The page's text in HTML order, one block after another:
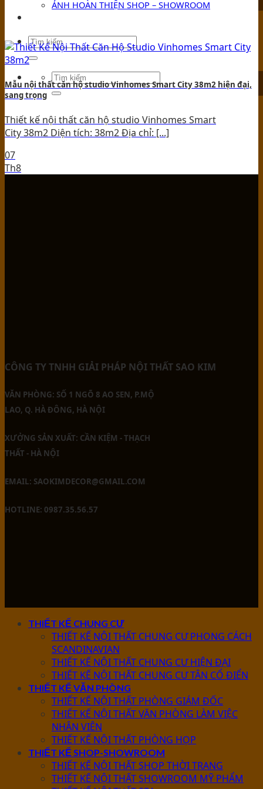
ẢNH HOÀN THIỆN SHOP – SHOWROOM
Mẫu nội thất căn hộ studio Vinhomes Smart City 38m2 hiện đại,
sang trọng
Thiết kế nội thất căn hộ studio Vinhomes Smart
City 38m2 Diện tích: 38m2 Địa chỉ: [...]
07
Th8
CÔNG TY TNHH GIẢI PHÁP NỘI THẤT SAO KIM
VĂN PHÒNG: SỐ 1 NGÕ 8 AO SEN, P.MỘ
LAO, Q. HÀ ĐÔNG, HÀ NỘI
XƯỞNG SẢN XUẤT: CẦN KIỆM - THẠCH
THẤT - HÀ NỘI
EMAIL: SAOKIMDECOR@GMAIL.COM
HOTLINE: 0987.35.56.57
THIẾT KẾ CHUNG CƯ
THIẾT KẾ NỘI THẤT CHUNG CƯ PHONG CÁCH
SCANDINAVIAN
THIẾT KẾ NỘI THẤT CHUNG CƯ HIỆN ĐẠI
THIẾT KẾ NỘI THẤT CHUNG CƯ TÂN CỔ ĐIỂN
THIẾT KẾ VĂN PHÒNG
THIẾT KẾ NỘI THẤT PHÒNG GIÁM ĐỐC
THIẾT KẾ NỘI THẤT VĂN PHÒNG LÀM VIỆC
NHÂN VIÊN
THIẾT KẾ NỘI THẤT PHÒNG HỌP
THIẾT KẾ SHOP-SHOWROOM
THIẾT KẾ NỘI THẤT SHOP THỜI TRANG
THIẾT KẾ NỘI THẤT SHOWROOM MỸ PHẨM